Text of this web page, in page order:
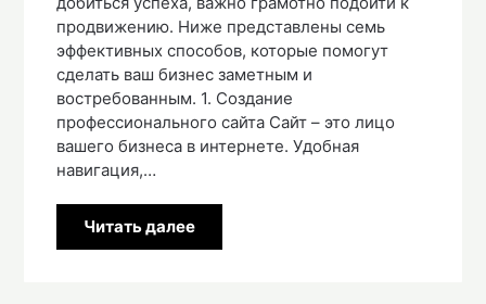
продвижению. Ниже представлены семь
эффективных способов, которые помогут
сделать ваш бизнес заметным и
востребованным. 1. Создание
профессионального сайта Сайт – это лицо
вашего бизнеса в интернете. Удобная
навигация,…
Читать далее